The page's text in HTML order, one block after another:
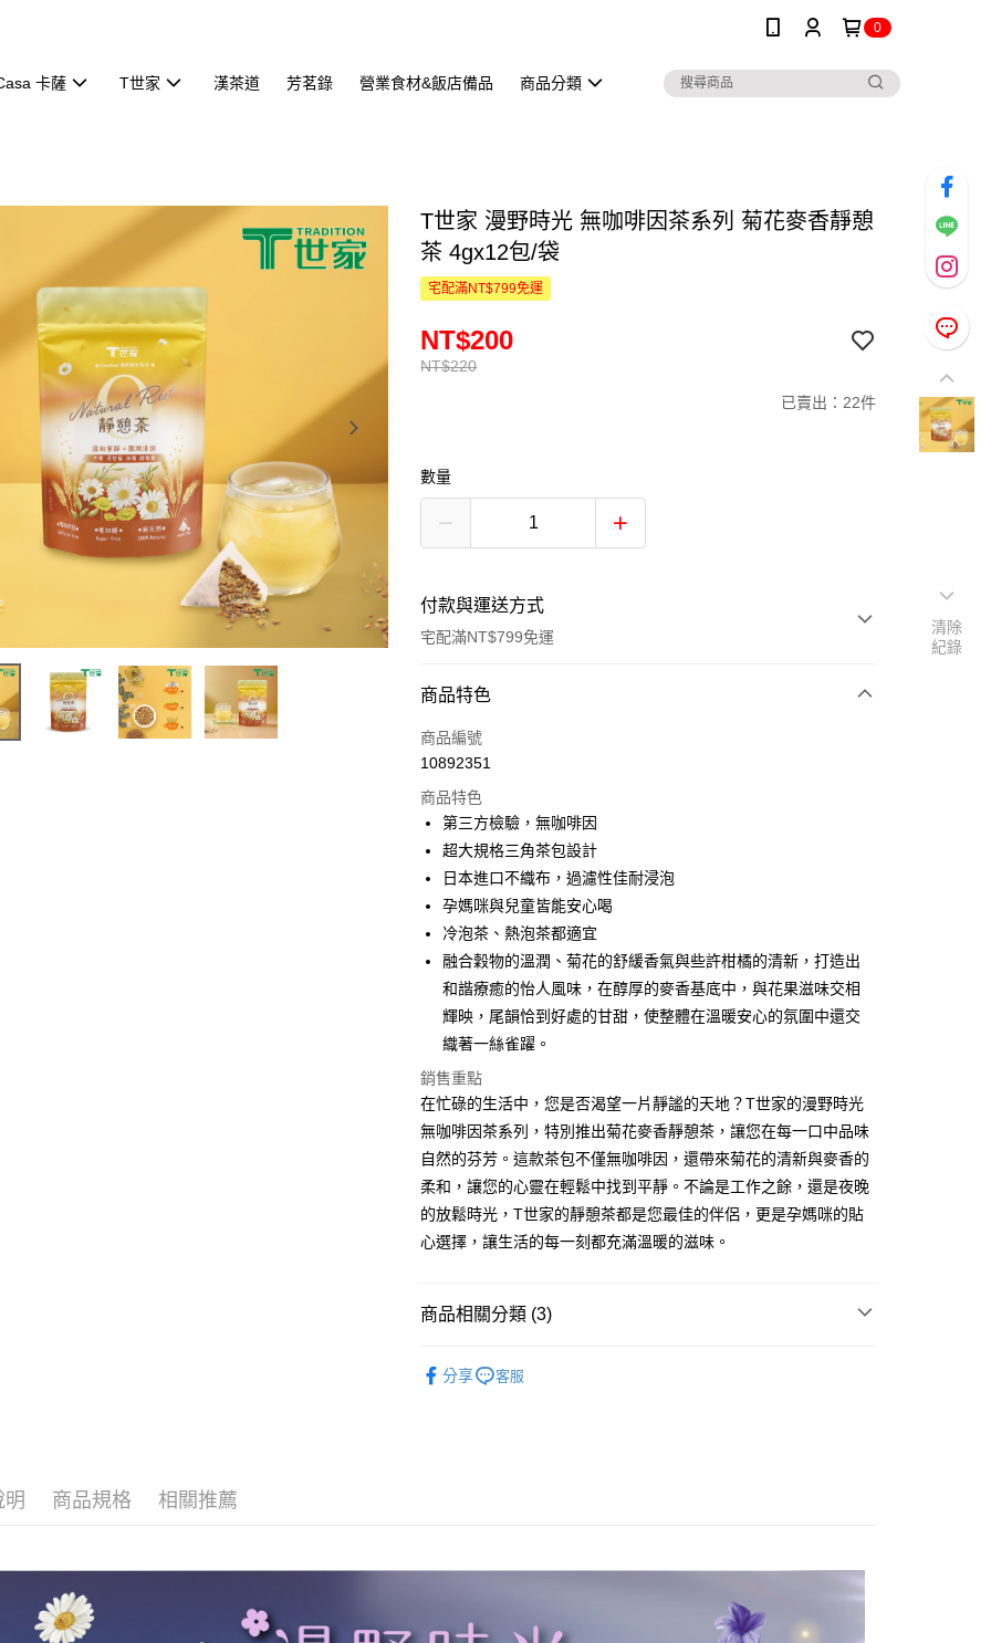
0
卡薩 T世家 漢茶道 芳茗錄 營業食材&飯店備品 商品分類
T世家 漫野時光 無咖啡因茶系列 菊花麥香靜憩
茶 4gx12包/袋
宅配滿NT$799免運
NT$220
NT$200
已賣出：22件
數量
付款與運送方式
宅配滿NT$799免運
付款方式
信用卡一次付款
3 期 0 利率 每期 NT$66
合作金庫商業銀行
華南商業銀行
彰化商業銀行
國泰世華商業銀行
臺灣中小企業銀行
匯豐（台灣）商業銀行
華泰商業銀行
聯邦商業銀行
遠東國際商業銀行
元大商業銀行
永豐商業銀行
台新國際商業銀行
台灣樂天信用卡公司
LINE Pay
運送方式
台灣本島
每筆NT$150，滿NT$799(含以上)免運費
商品特色
商品編號
10892351
商品特色
第三方檢驗，無咖啡因
超大規格三角茶包設計
日本進口不織布，過濾性佳耐浸泡
孕媽咪與兒童皆能安心喝
冷泡茶、熱泡茶都適宜
融合穀物的溫潤、菊花的舒緩香氣與些許柑橘的清新，打造出
和諧療癒的怡人風味，在醇厚的麥香基底中，與花果滋味交相
輝映，尾韻恰到好處的甘甜，使整體在溫暖安心的氛圍中還交
織著一絲雀躍。
銷售重點
在忙碌的生活中，您是否渴望一片靜謐的天地？T世家的漫野時光
無咖啡因茶系列，特別推出菊花麥香靜憩茶，讓您在每一口中品味
自然的芬芳。這款茶包不僅無咖啡因，還帶來菊花的清新與麥香的
柔和，讓您的心靈在輕鬆中找到平靜。不論是工作之餘，還是夜晚
的放鬆時光，T世家的靜憩茶都是您最佳的伴侶，更是孕媽咪的貼
心選擇，讓生活的每一刻都充滿溫暖的滋味。
商品相關分類 (3)
分享 客服
明 商品規格 相關推薦
清除
紀錄